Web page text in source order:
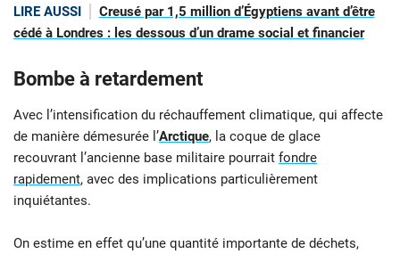
LIRE AUSSI
Creusé par 1,5 million d’Égyptiens avant d’être
cédé à Londres : les dessous d’un drame social et financier
Bombe à retardement
Avec l’intensification du réchauffement climatique, qui affecte
de manière démesurée l’Arctique, la coque de glace
recouvrant l’ancienne base militaire pourrait fondre
rapidement, avec des implications particulièrement
inquiétantes.
On estime en effet qu’une quantité importante de déchets,